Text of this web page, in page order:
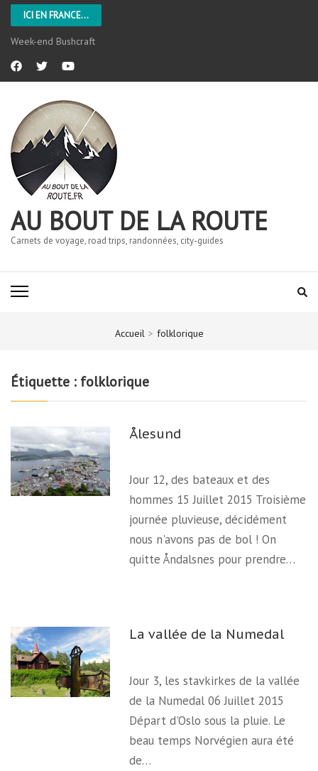
ICI EN FRANCE...
Week-end Bushcraft
AU BOUT DE LA ROUTE
Carnets de voyage, road trips, randonnées, city-guides
Accueil > folklorique
Étiquette : folklorique
Ålesund
Jour 12, des bateaux et des
hommes 15 Juillet 2015 Troisième
journée pluvieuse, décidément
nous n'avons pas de bol ! On
quitte Åndalsnes pour prendre…
La vallée de la Numedal
Jour 3, les stavkirkes de la vallée
de la Numedal 06 Juillet 2015
Départ d'Oslo sous la pluie. Le
beau temps Norvégien aura été
de…